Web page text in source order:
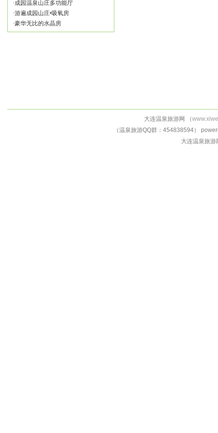
·成园温泉山庄多功能厅
·游遍成园山庄•吸氧房
·豪华无比的水晶房
大连温泉旅游网 （
（温泉旅游QQ群：454838594）
大连温泉旅